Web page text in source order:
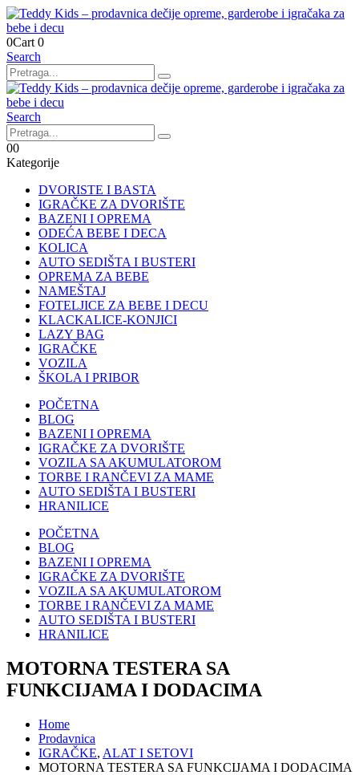
0Cart 0
Search
Search
00
Kategorije
DVORISTE I BASTA
IGRAČKE ZA DVORIŠTE
BAZENI I OPREMA
ODEĆA BEBE I DECA
KOLICA
AUTO SEDIŠTA I BUSTERI
OPREMA ZA BEBE
NAMEŠTAJ
FOTELJICE ZA BEBE I DECU
KLACKALICE-KONJICI
LAZY BAG
IGRAČKE
VOZILA
ŠKOLA I PRIBOR
POČETNA
BLOG
BAZENI I OPREMA
IGRAČKE ZA DVORIŠTE
VOZILA SA AKUMULATOROM
TORBE I RANČEVI ZA MAME
AUTO SEDIŠTA I BUSTERI
HRANILICE
POČETNA
BLOG
BAZENI I OPREMA
IGRAČKE ZA DVORIŠTE
VOZILA SA AKUMULATOROM
TORBE I RANČEVI ZA MAME
AUTO SEDIŠTA I BUSTERI
HRANILICE
MOTORNA TESTERA SA
FUNKCIJAMA I DODACIMA
Home
Prodavnica
IGRAČKE, ALAT I SETOVI
MOTORNA TESTERA SA FUNKCIJAMA I DODACIMA